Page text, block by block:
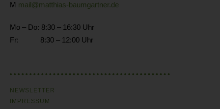
M mail@matthias-baumgartner.de
Mo – Do: 8:30 – 16:30 Uhr
Fr: 8:30 – 12:00 Uhr
NEWSLETTER
IMPRESSUM